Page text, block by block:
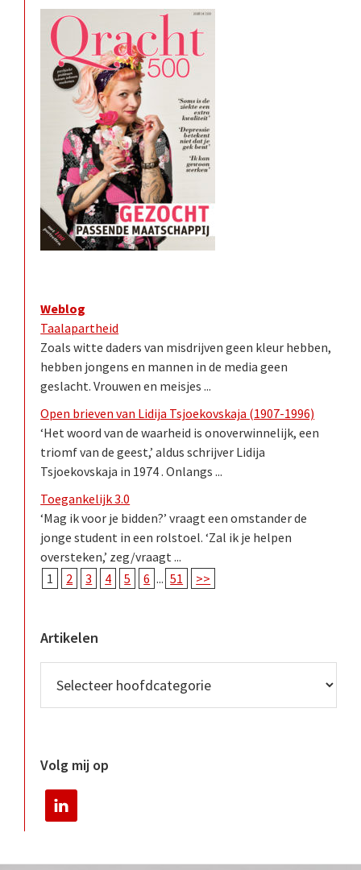
Weblog
Taalapartheid
Zoals witte daders van misdrijven geen kleur hebben,
hebben jongens en mannen in de media geen
geslacht. Vrouwen en meisjes ...
Open brieven van Lidija Tsjoekovskaja (1907-1996)
‘Het woord van de waarheid is onoverwinnelijk, een
triomf van de geest,’ aldus schrijver Lidija
Tsjoekovskaja in 1974 . Onlangs ...
Toegankelijk 3.0
‘Mag ik voor je bidden?’ vraagt een omstander de
jonge student in een rolstoel. ‘Zal ik je helpen
oversteken,’ zeg/vraagt ...
1
2 3 4 5 6 ... 51 >>
Artikelen
Volg mij op